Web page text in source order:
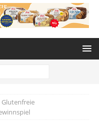
Glutenfreie